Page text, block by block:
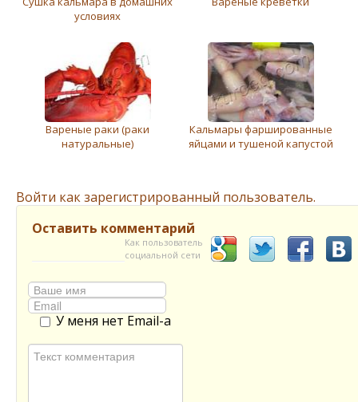
условиях
Вареные раки (раки
натуральные)
Кальмары фаршированные
яйцами и тушеной капустой
Войти как зарегистрированный пользователь.
Оставить комментарий
Как пользователь
социальной сети
У меня нет Email-а